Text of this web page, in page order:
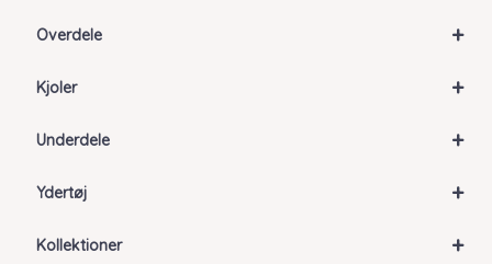
+
Overdele
+
Kjoler
+
Underdele
+
Ydertøj
+
Kollektioner